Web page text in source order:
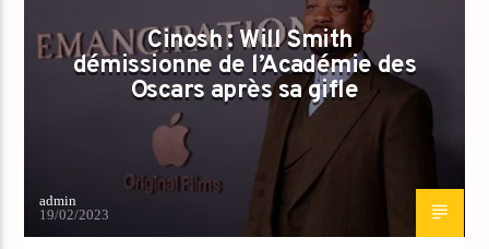
Cinosh : Will Smith
démissionne de l’Académie des
Oscars après sa gifle
admin
19/02/2023